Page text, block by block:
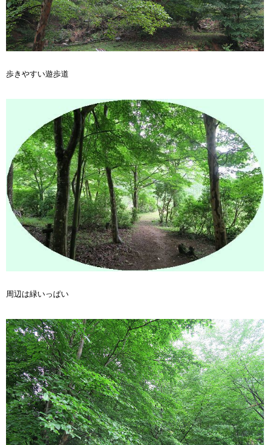
歩きやすい遊歩道
周辺は緑いっぱい